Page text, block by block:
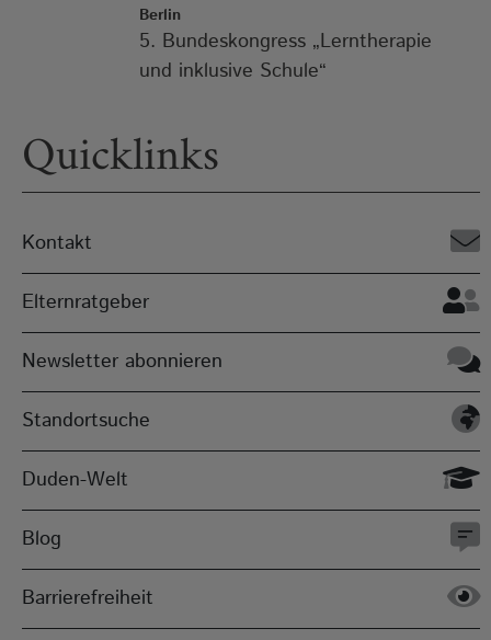
Berlin
5. Bundeskongress „Lerntherapie
und inklusive Schule“
Quicklinks
Kontakt
Elternratgeber
Newsletter abonnieren
Standortsuche
Duden-Welt
Blog
Barrierefreiheit